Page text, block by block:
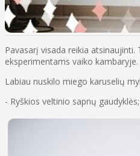
Pavasarį visada reikia
eksperimentams vaiko
Labiau nuskilo miego karuselių
- Ryškios veltinio sapnų gaudyklės;